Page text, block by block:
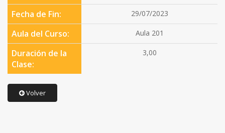
Fecha de Fin: 29/07/2023
Aula del Curso: Aula 201
Duración de la
Clase:
3,00
Volver